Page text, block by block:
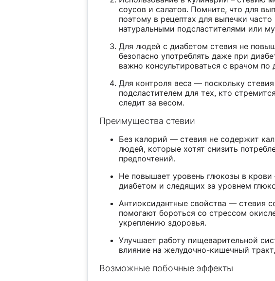
соусов и салатов. Помните, что для
поэтому в рецептах для выпечки
натуральными подсластителями или
Для людей с диабетом стевия не
безопасно употреблять даже при
важно консультироваться с врачом по
Для контроля веса — поскольку
подсластителем для тех, кто
следит за весом.
Преимущества стевии
Без калорий — стевия не содержит
людей, которые хотят снизить
предпочтений.
Не повышает уровень глюкозы в
диабетом и следящих за уровнем
Антиоксидантные свойства — стевия
помогают бороться со стрессом
укреплению здоровья.
Улучшает работу пищеварительной
влияние на желудочно-кишечный
Возможные побочные эффекты